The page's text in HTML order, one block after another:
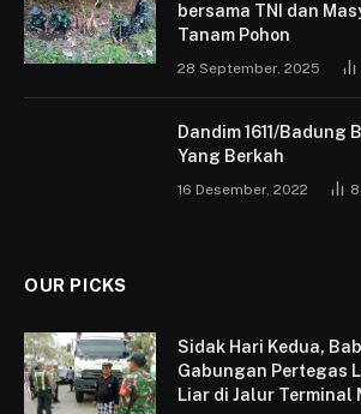
bersama TNI dan
Tanam Pohon
28 September, 2025
Dandim 1611/Badung
Yang Berkah
16 Desember, 2022
OUR PICKS
Sidak Hari Kedua,
Gabungan Pertegas
Liar di Jalur Terminal